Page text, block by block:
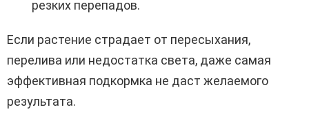
резких перепадов.
Если растение страдает от пересыхания,
перелива или недостатка света, даже самая
эффективная подкормка не даст желаемого
результата.